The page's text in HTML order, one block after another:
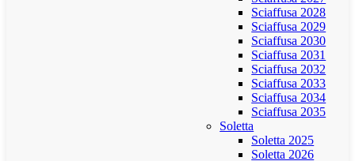
Sciaffusa 2028
Sciaffusa 2029
Sciaffusa 2030
Sciaffusa 2031
Sciaffusa 2032
Sciaffusa 2033
Sciaffusa 2034
Sciaffusa 2035
Soletta
Soletta 2025
Soletta 2026